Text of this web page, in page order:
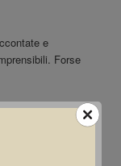
e
Forse
della redazione
Ogni